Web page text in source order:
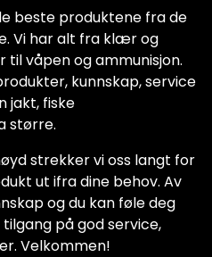
beste produktene fra de
Vi har alt fra klær og
til våpen og ammunisjon.
kunnskap, service
jakt, fiske
større.
strekker vi oss langt for
ut ifra dine behov. Av
og du kan føle deg
på god service,
Velkommen!